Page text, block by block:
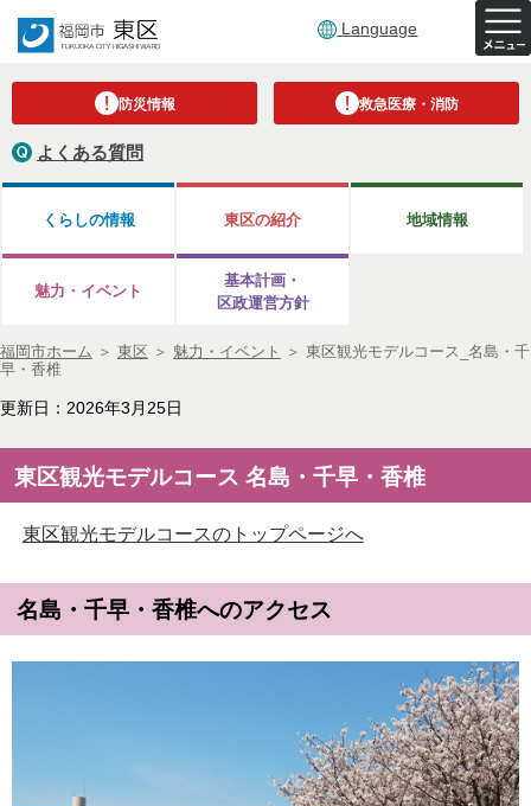
Language
防災情報 救急医療・消防
よくある質問
くらしの情報 東区の紹介 地域情報
魅力・イベント
基本計画・
区政運営方針
福岡市ホーム ＞ 東区 ＞ 魅力・イベント ＞ 東区観光モデルコース_名島・千
早・香椎
更新日：2026年3月25日
東区観光モデルコース 名島・千早・香椎
東区観光モデルコースのトップページへ
名島・千早・香椎へのアクセス